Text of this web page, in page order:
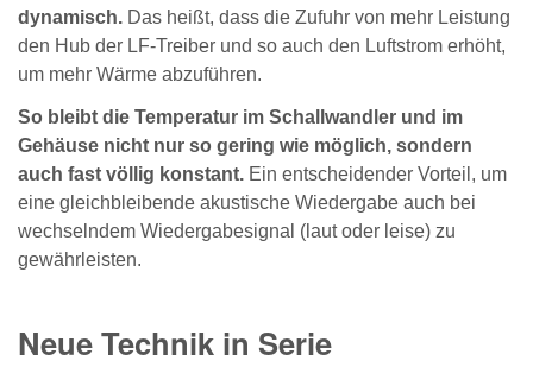
dynamisch. Das heißt, dass die Zufuhr von mehr Leistung
den Hub der LF-Treiber und so auch den Luftstrom erhöht,
um mehr Wärme abzuführen.
So bleibt die Temperatur im Schallwandler und im
Gehäuse nicht nur so gering wie möglich, sondern
auch fast völlig konstant. Ein entscheidender Vorteil, um
eine gleichbleibende akustische Wiedergabe auch bei
wechselndem Wiedergabesignal (laut oder leise) zu
gewährleisten.
Neue Technik in Serie